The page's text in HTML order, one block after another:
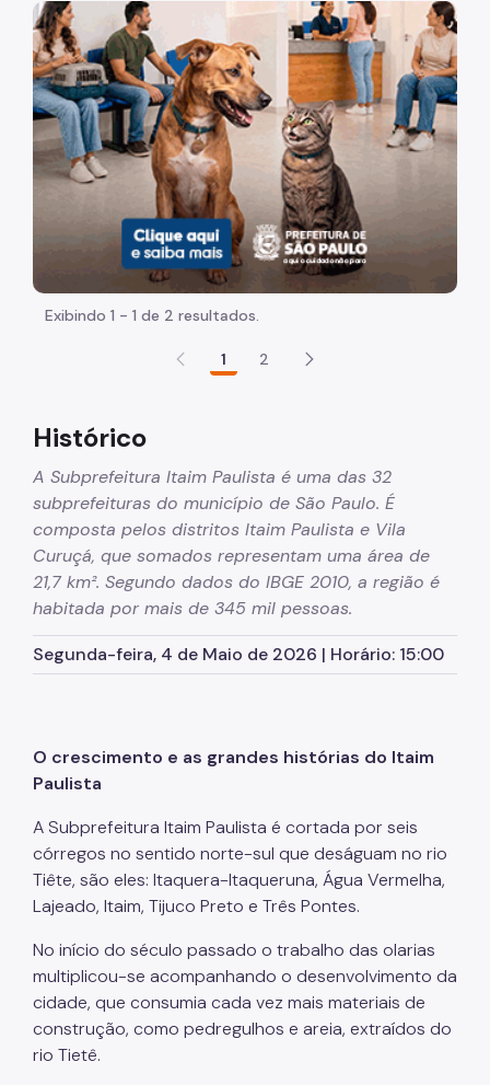
Acesso à Informação
Participação Social
Quadro de Serviços
Organização
Histórico
Equipamentos Públicos
Licitações
SP Mais Fácil
Zeladoria Urbana
Cata-Bagulho
Termo de Cooperação
Programa de Metas
Notícias
Imagem de um cachorro caramelo e uma gata rajada,
Exibindo 1 - 1 de 2 resultados.
1 2
Histórico
A Subprefeitura Itaim Paulista é uma das 32
subprefeituras do município de São Paulo. É
composta pelos distritos Itaim Paulista e Vila
Curuçá, que somados representam uma área de
21,7 km². Segundo dados do IBGE 2010, a região é
habitada por mais de 345 mil pessoas.
Segunda-feira, 4 de Maio de 2026 | Horário: 15:00
O crescimento e as grandes histórias do Itaim
Paulista
A Subprefeitura Itaim Paulista é cortada por seis
córregos no sentido norte-sul que deságuam no rio
Tiête, são eles: Itaquera-Itaqueruna, Água Vermelha,
Lajeado, Itaim, Tijuco Preto e Três Pontes.
No início do século passado o trabalho das olarias
multiplicou-se acompanhando o desenvolvimento da
cidade, que consumia cada vez mais materiais de
construção, como pedregulhos e areia, extraídos do
rio Tietê.